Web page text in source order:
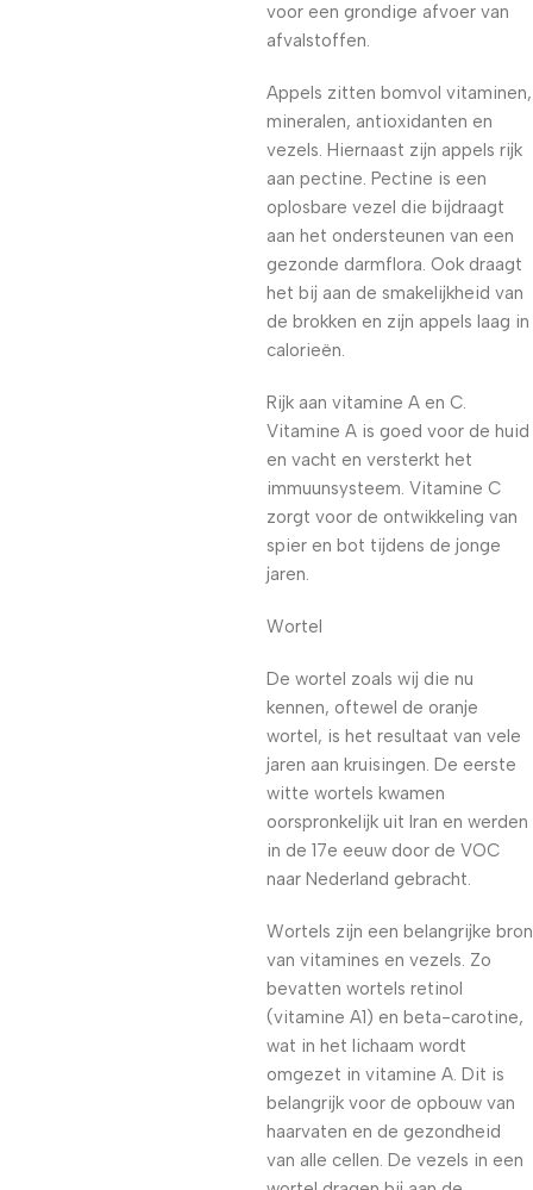
voor een grondige afvoer van
afvalstoffen.
Appels zitten bomvol vitaminen,
mineralen, antioxidanten en
vezels. Hiernaast zijn appels rijk
aan pectine. Pectine is een
oplosbare vezel die bijdraagt
aan het ondersteunen van een
gezonde darmflora. Ook draagt
het bij aan de smakelijkheid van
de brokken en zijn appels laag in
calorieën.
Rijk aan vitamine A en C.
Vitamine A is goed voor de huid
en vacht en versterkt het
immuunsysteem. Vitamine C
zorgt voor de ontwikkeling van
spier en bot tijdens de jonge
jaren.
Wortel
De wortel zoals wij die nu
kennen, oftewel de oranje
wortel, is het resultaat van vele
jaren aan kruisingen. De eerste
witte wortels kwamen
oorspronkelijk uit Iran en werden
in de 17e eeuw door de VOC
naar Nederland gebracht.
Wortels zijn een belangrijke bron
van vitamines en vezels. Zo
bevatten wortels retinol
(vitamine A1) en beta-carotine,
wat in het lichaam wordt
omgezet in vitamine A. Dit is
belangrijk voor de opbouw van
haarvaten en de gezondheid
van alle cellen. De vezels in een